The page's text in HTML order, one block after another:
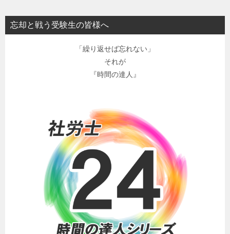
忘却と戦う受験生の皆様へ
「繰り返せば忘れない」
それが
『時間の達人』